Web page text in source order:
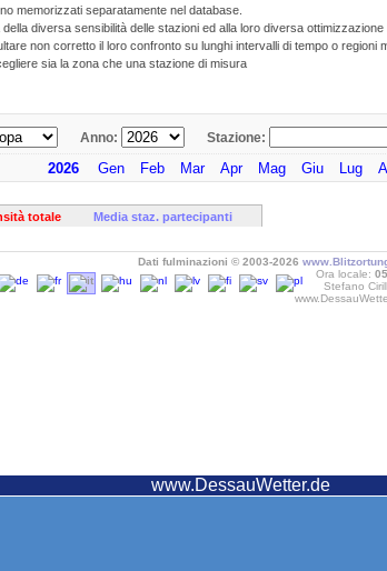
memorizzati separatamente nel database.
della diversa sensibilità delle stazioni ed alla loro diversa
non corretto il loro confronto su lunghi intervalli di tempo o regioni
sia la zona che una stazione di misura
Anno: Stazione:
2026 Gen Feb Mar Apr Mag Giu Lug
totale Media staz. partecipanti
Dati fulminazioni © 2003-2026
Ora locale:
Stefano
www.DessauWetter.de